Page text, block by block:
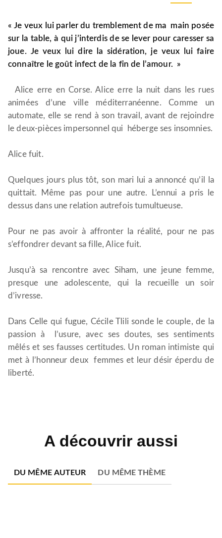
« Je veux lui parler du tremblement de ma main posée
sur la table, à qui j’interdis de se lever pour caresser sa
joue. Je veux lui dire la sidération, je veux lui faire
connaître le goût infect de la fin de l’amour. »
Alice erre en Corse. Alice erre la nuit dans les rues
animées d’une ville méditerranéenne. Comme un
automate, elle se rend à son travail, avant de rejoindre
le deux-pièces impersonnel qui héberge ses insomnies.
Alice fuit.
Quelques jours plus tôt, son mari lui a annoncé qu’il la
quittait. Même pas pour une autre. L’ennui a pris le
dessus dans une relation autrefois tumultueuse.
Pour ne pas avoir à affronter la réalité, pour ne pas
s’effondrer devant sa fille, Alice fuit.
Jusqu’à sa rencontre avec Siham, une jeune femme,
presque une adolescente, qui la recueille un soir
d’ivresse.
Dans Celle qui fugue, Cécile Tlili sonde le couple, de la
passion à l’usure, avec ses doutes, ses sentiments
mêlés et ses fausses certitudes. Un roman intimiste qui
met à l’honneur deux femmes et leur désir éperdu de
liberté.
A découvrir aussi
DU MÊME AUTEUR DU MÊME THÈME